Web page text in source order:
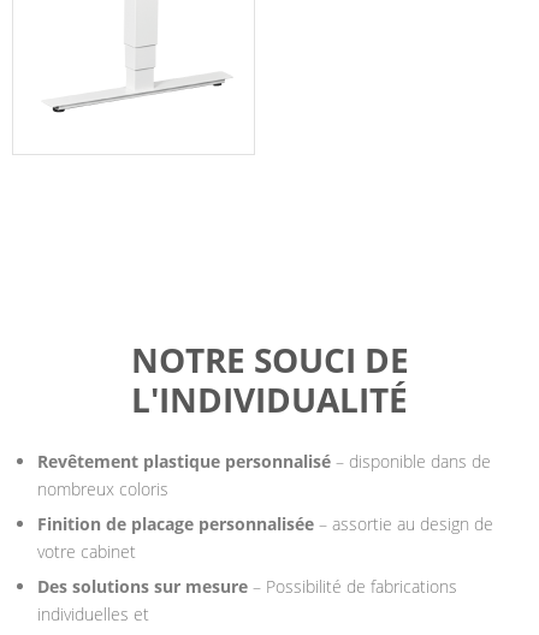
NOTRE SOUCI DE
L'INDIVIDUALITÉ
Revêtement plastique personnalisé – disponible dans de
nombreux coloris
Finition de placage personnalisée – assortie au design de
votre cabinet
Des solutions sur mesure – Possibilité de fabrications
individuelles et